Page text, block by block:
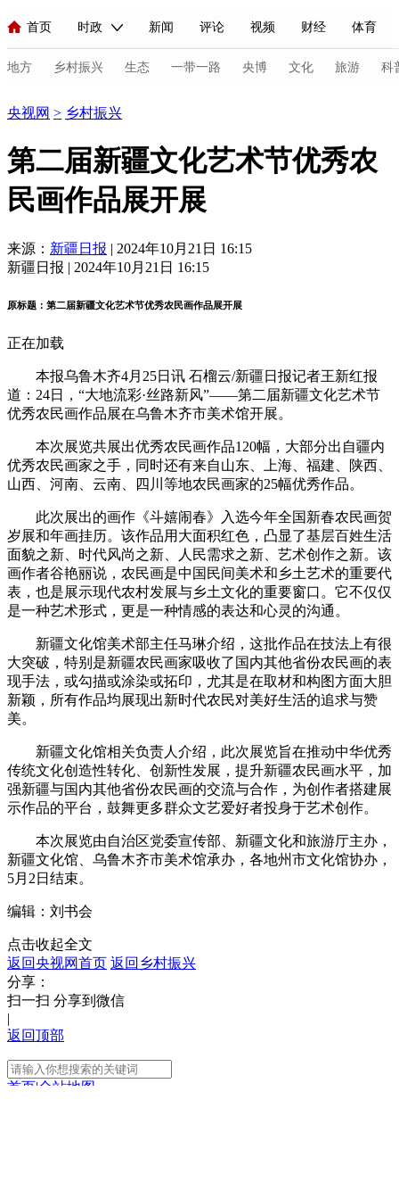
首页 时政 新闻 评论 视频 财经 体育
人民领袖习近平 联播+ 中国领导人 央视快评 习式妙语
直播 栏目大全 节目单 听音 微视频 主持人
海外频道 iPanda English Монгол
地方 乡村振兴 生态 一带一路 央博 文化 旅游 科
新闻 国内 国际 评论
视频 小央视频 小央直播
现场 前线 比划 快看 蓝海中国
体育
VIP会员 CCTV奥林匹克频道 生活体育大会 体育江湖
大国智造 大国展会 大国保险 云顶对话 云起
CCTV.节目官网 直播 节目单 栏目 片库 收视榜
央视网 > 乡村振兴
第二届新疆文化艺术节优秀农
民画作品展开展
来源： 新疆日报 | 2024年10月21日 16:15
新疆日报 | 2024年10月21日 16:15
原标题：第二届新疆文化艺术节优秀农民画作品展开展
正在加载
本报乌鲁木齐4月25日讯 石榴云/新疆日报记者王新红报
道：24日，“大地流彩·丝路新风”——第二届新疆文化艺术节
优秀农民画作品展在乌鲁木齐市美术馆开展。
本次展览共展出优秀农民画作品120幅，大部分出自疆内
优秀农民画家之手，同时还有来自山东、上海、福建、陕西、
山西、河南、云南、四川等地农民画家的25幅优秀作品。
此次展出的画作《斗嬉闹春》入选今年全国新春农民画贺
岁展和年画挂历。该作品用大面积红色，凸显了基层百姓生活
面貌之新、时代风尚之新、人民需求之新、艺术创作之新。该
画作者谷艳丽说，农民画是中国民间美术和乡土艺术的重要代
表，也是展示现代农村发展与乡土文化的重要窗口。它不仅仅
是一种艺术形式，更是一种情感的表达和心灵的沟通。
新疆文化馆美术部主任马琳介绍，这批作品在技法上有很
大突破，特别是新疆农民画家吸收了国内其他省份农民画的表
现手法，或勾描或涂染或拓印，尤其是在取材和构图方面大胆
新颖，所有作品均展现出新时代农民对美好生活的追求与赞
美。
新疆文化馆相关负责人介绍，此次展览旨在推动中华优秀
传统文化创造性转化、创新性发展，提升新疆农民画水平，加
强新疆与国内其他省份农民画的交流与合作，为创作者搭建展
示作品的平台，鼓舞更多群众文艺爱好者投身于艺术创作。
本次展览由自治区党委宣传部、新疆文化和旅游厅主办，
新疆文化馆、乌鲁木齐市美术馆承办，各地州市文化馆协办，
5月2日结束。
编辑：刘书会
点击收起全文
返回央视网首页 返回乡村振兴
分享：
扫一扫 分享到微信
|
返回顶部
首页|全站地图